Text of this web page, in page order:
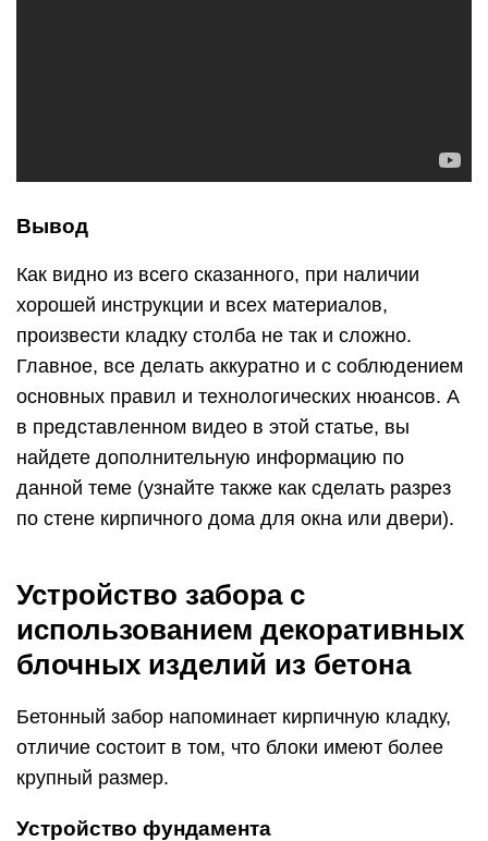
Вывод
Как видно из всего сказанного, при наличии
хорошей инструкции и всех материалов,
произвести кладку столба не так и сложно.
Главное, все делать аккуратно и с соблюдением
основных правил и технологических нюансов. А
в представленном видео в этой статье, вы
найдете дополнительную информацию по
данной теме (узнайте также как сделать разрез
по стене кирпичного дома для окна или двери).
Устройство забора с
использованием декоративных
блочных изделий из бетона
Бетонный забор напоминает кирпичную кладку,
отличие состоит в том, что блоки имеют более
крупный размер.
Устройство фундамента